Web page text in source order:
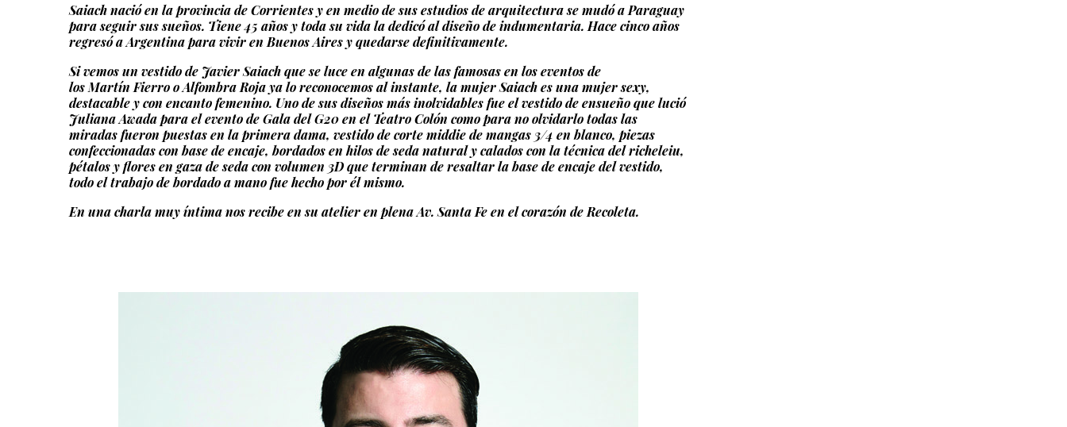
Saiach nació en la provincia de Corrientes y en medio de sus estudios de arquitectura se mudó a Paraguay
para seguir sus sueños. Tiene 45 años y toda su vida la dedicó al diseño de indumentaria. Hace cinco años
regresó a Argentina para vivir en Buenos Aires y quedarse definitivamente.
Si vemos un vestido de Javier Saiach que se luce en algunas de las famosas en los eventos de
los Martín Fierro o Alfombra Roja ya lo reconocemos al instante, la mujer Saiach es una mujer sexy,
destacable y con encanto femenino. Uno de sus diseños más inolvidables fue el vestido de ensueño que lució
Juliana Awada para el evento de Gala del G20 en el Teatro Colón como para no olvidarlo todas las
miradas fueron puestas en la primera dama, vestido de corte middie de mangas 3/4 en blanco, piezas
confeccionadas con base de encaje, bordados en hilos de seda natural y calados con la técnica del richeleiu,
pétalos y flores en gaza de seda con volumen 3D que terminan de resaltar la base de encaje del vestido,
todo el trabajo de bordado a mano fue hecho por él mismo.
En una charla muy íntima nos recibe en su atelier en plena Av. Santa Fe en el corazón de Recoleta.